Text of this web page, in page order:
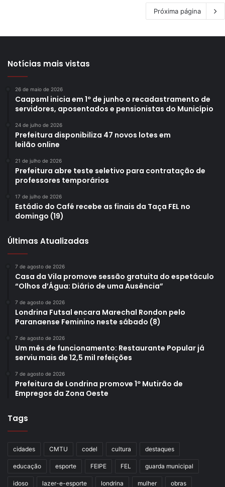
Próxima página
Notícias mais vistas
26 de maio de 2026
Caapsml inicia em 1º de junho o recadastramento de
servidores, aposentados e pensionistas do Município
24 de julho de 2026
Prefeitura disponibiliza 47 novos lotes em
leilão online
21 de julho de 2026
Prefeitura abre teste seletivo para contratação de
professores temporários
17 de julho de 2026
Estádio do Café recebe as finais da Taça FEL no
domingo (19)
Últimas Atualizadas
7 de agosto de 2026
Casa da Vila promove sessão gratuita do espetáculo
“Olhos d’Água: Diário de uma Ausência”
7 de agosto de 2026
Londrina Futsal encara Marechal Rondon pelo
Paranaense Feminino neste sábado (8)
7 de agosto de 2026
Um mês de funcionamento: Restaurante Popular já
serviu mais de 12,5 mil refeições
7 de agosto de 2026
Prefeitura de Londrina promove 1º Mutirão de
Empregos da Zona Oeste
Tags
cidades CMTU codel cultura destaques
educação esporte FEIPE FEL guarda municipal
idoso lazer-e-esporte londrina mulher obras